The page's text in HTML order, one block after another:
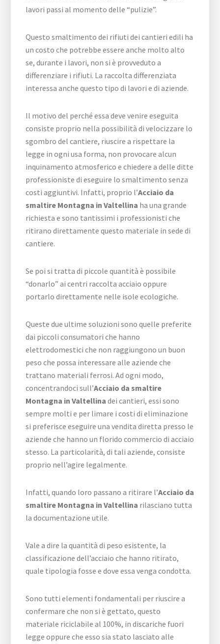
lavori passi al momento delle “pulizie”.
Questo smaltimento dei rifiuti dei cantieri edili ha
un costo che potrebbe essere anche molto alto
se, durante i lavori, non si è provveduto a
differenziare i rifiuti. La raccolta differenziata
interessa anche questo tipo di lavori e di aziende.
Il motivo del perché essa deve venire eseguita
consiste proprio nella possibilità di velocizzare lo
sgombro del cantiere, riuscire a rispettare la
legge in ogni usa forma, non provocare alcun
inquinamento atmosferico e chiedere a delle ditte
professioniste di eseguire lo smaltimento senza
costi aggiuntivi. Infatti, proprio l’Acciaio da
smaltire Montagna in Valtellina ha una grande
richiesta e sono tantissimi i professionisti che
ritirano direttamente questo materiale in sede di
cantiere.
Se poi si tratta di piccole quantità è possibile
“donarlo” ai centri raccolta acciaio oppure
portarlo direttamente nelle isole ecologiche.
Queste due ultime soluzioni sono quelle preferite
dai piccoli consumatori che hanno
elettrodomestici che non raggiungono un buon
peso che possa interessare alle aziende che
trattano materiali ferrosi. Ad ogni modo,
concentrandoci sull’Acciaio da smaltire
Montagna in Valtellina dei cantieri, essi sono
sempre molti e per limare i costi di eliminazione
si preferisce eseguire una vendita diretta presso le
aziende che hanno un florido commercio di acciaio
stesso. La particolarità, di tali aziende, consiste
proprio nell’agire legalmente.
Infatti, quando loro passano a ritirare l’Acciaio da
smaltire Montagna in Valtellina rilasciano tutta
la documentazione utile.
Vale a dire la quantità di peso esistente, la
classificazione dell’acciaio che hanno ritirato,
quale tipologia fosse e dove essa venga condotta.
Sono tutti elementi fondamentali per riuscire a
confermare che non si è gettato, questo
materiale riciclabile al 100%, in discariche fuori
legge oppure che esso sia stato lasciato alle